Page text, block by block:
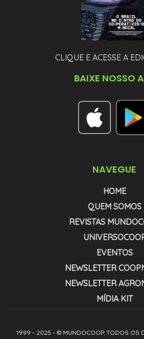
CLIQUE E ACESSE A
BAIXE NOSSO
NAVEGUE
HOME
QUEM SOMOS
REVISTAS
EVENTOS
NEWSLETTER
NEWSLETTER
MÍDIA KIT
1999 - 2025 - © MUNDOCOOP. TODOS OS